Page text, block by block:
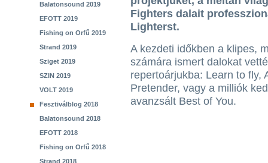
Balatonsound 2019
EFOTT 2019
Fishing on Orfű 2019
Strand 2019
Sziget 2019
SZIN 2019
VOLT 2019
Fesztiválblog 2018
Balatonsound 2018
EFOTT 2018
Fishing on Orfű 2018
Strand 2018
Fighters dalait
Lighterst.
A kezdeti időkben a klipes,
számára ismert dalokat
repertoárjukba: Learn to fly,
Pretender, vagy a milliók
avanzsált Best of You.